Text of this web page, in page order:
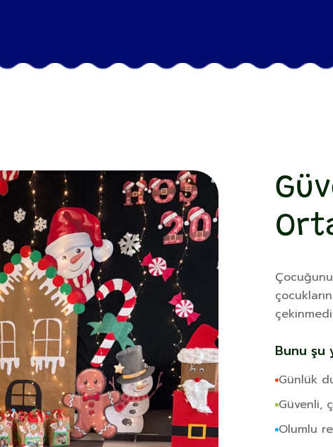
Bunu şu
Günlük
Güvenli,
Olumlu